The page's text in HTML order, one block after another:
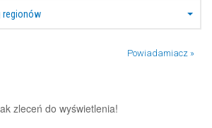
regionów
Powiadamiacz »
zleceń do wyświetlenia!